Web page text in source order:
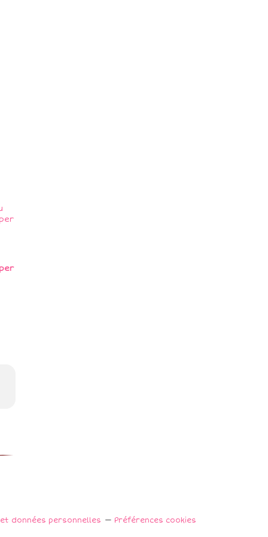
et données personnelles Préférences cookies